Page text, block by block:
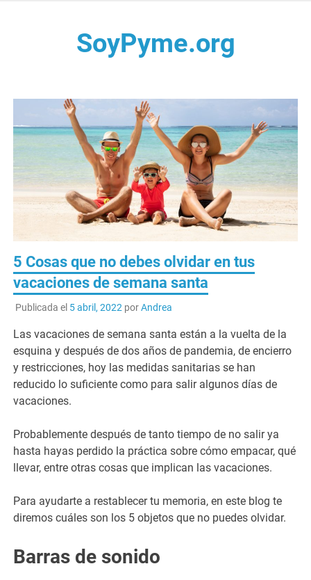
SoyPyme.org
5 Cosas que no debes olvidar en tus
vacaciones de semana santa
Publicada el 5 abril, 2022 porAndrea
Las vacaciones de semana santa están a la vuelta de la
esquina y después de dos años de pandemia, de encierro
y restricciones, hoy las medidas sanitarias se han
reducido lo suficiente como para salir algunos días de
vacaciones.
Probablemente después de tanto tiempo de no salir ya
hasta hayas perdido la práctica sobre cómo empacar, qué
llevar, entre otras cosas que implican las vacaciones.
Para ayudarte a restablecer tu memoria, en este blog te
diremos cuáles son los 5 objetos que no puedes olvidar.
Barras de sonido